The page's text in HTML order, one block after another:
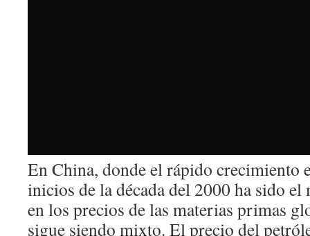
En China, donde el rápido crecimiento
inicios de la década del 2000 ha sido el
en los precios de las materias primas
sigue siendo mixto. El precio del